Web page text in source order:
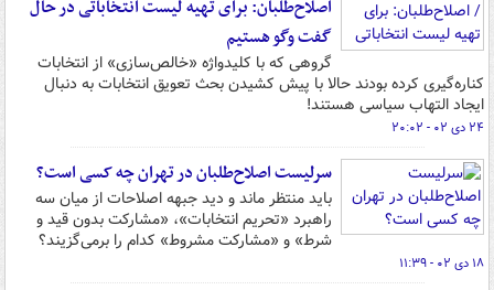
اصلاح‌طلبان: برای تهیه لیست انتخاباتی در حال
گفت وگو هستیم
گروهی که با کلیدواژه «خالص‌سازی» از انتخابات
کناره‌گیری کرده بودند حالا با پیش کشیدن بحث تعویق انتخابات به دنبال
ایجاد التهاب سیاسی هستند!
۲۴ دی ۰۲ - ۲۰:۰۲
سرلیست اصلاح‌طلبان در تهران چه کسی است؟
باید منتظر ماند و دید جبهه اصلاحات از میان سه
راهبرد «تحریم انتخابات»، «مشارکت بدون قید و
شرط» و «مشارکت مشروط» کدام را برمی‌گزیند؟
۱۸ دی ۰۲ - ۱۱:۳۹